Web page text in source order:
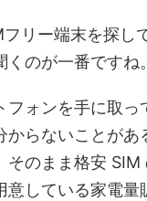
リー端末を探し
のが一番ですね。
フォンを手に取っ
からないことがあ
そのまま格安 SIM
意している家電量